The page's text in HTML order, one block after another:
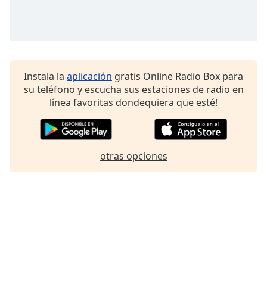
will
cancelInstala la aplicación gratis Online Radio Box para
su teléfono y escucha sus estaciones de radio en
línea favoritas dondequiera que esté!
otras opciones